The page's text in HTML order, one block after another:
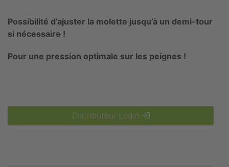
Possibilité d’ajuster la molette jusqu’à un demi-tour
si nécessaire !
Pour une pression optimale sur les peignes !
Distributeur Login